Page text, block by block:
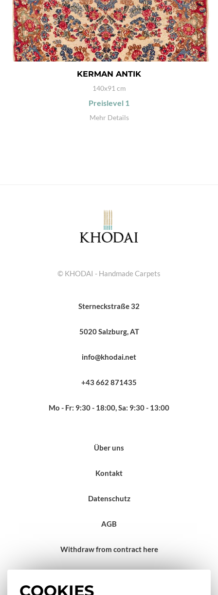
KERMAN ANTIK
140x91 cm
Preislevel 1
Mehr Details
COOKIES
© KHODAI - Handmade Carpets
Sterneckstraße 32
5020 Salzburg, AT
info@khodai.net
+43 662 871435
Mo - Fr: 9:30 - 18:00, Sa: 9:30 - 13:00
Über uns
Kontakt
Datenschutz
AGB
Withdraw from contract here